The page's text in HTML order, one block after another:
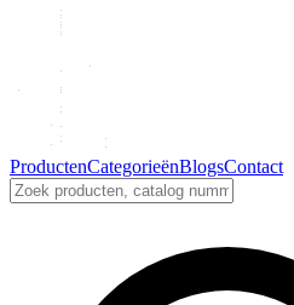
ProductenCategorieënBlogsContact